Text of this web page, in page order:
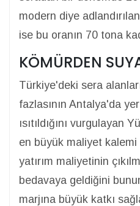
modern diye
ise bu oranın 70 tona
KÖMÜRDEN
Türkiye'deki sera
fazlasının Antalya'da
ısıtıldığını vurgulayan
en büyük maliyet
yatırım maliyetinin
bedavaya geldiğini
marjına büyük katkı